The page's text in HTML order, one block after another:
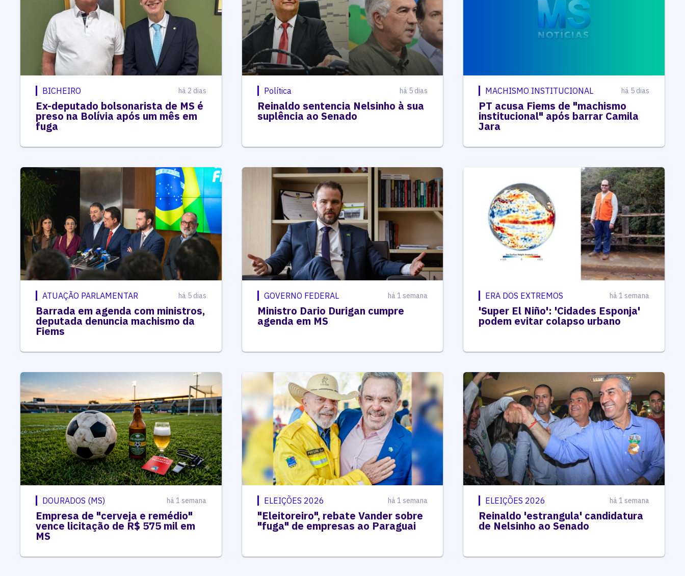
BICHEIRO há 2 dias
Ex-deputado bolsonarista de MS é
preso na Bolívia após um mês em
fuga
Política há 5 dias
Reinaldo sentencia Nelsinho à sua
suplência ao Senado
MACHISMO INSTITUCIONAL há 5 dias
PT acusa Fiems de "machismo
institucional" após barrar Camila
Jara
ATUAÇÃO PARLAMENTAR há 5 dias
Barrada em agenda com ministros,
deputada denuncia machismo da
Fiems
GOVERNO FEDERAL há 1 semana
Ministro Dario Durigan cumpre
agenda em MS
ERA DOS EXTREMOS há 1 semana
'Super El Niño': 'Cidades Esponja'
podem evitar colapso urbano
DOURADOS (MS) há 1 semana
Empresa de "cerveja e remédio"
vence licitação de R$ 575 mil em
MS
ELEIÇÕES 2026 há 1 semana
"Eleitoreiro", rebate Vander sobre
"fuga" de empresas ao Paraguai
ELEIÇÕES 2026 há 1 semana
Reinaldo 'estrangula' candidatura
de Nelsinho ao Senado